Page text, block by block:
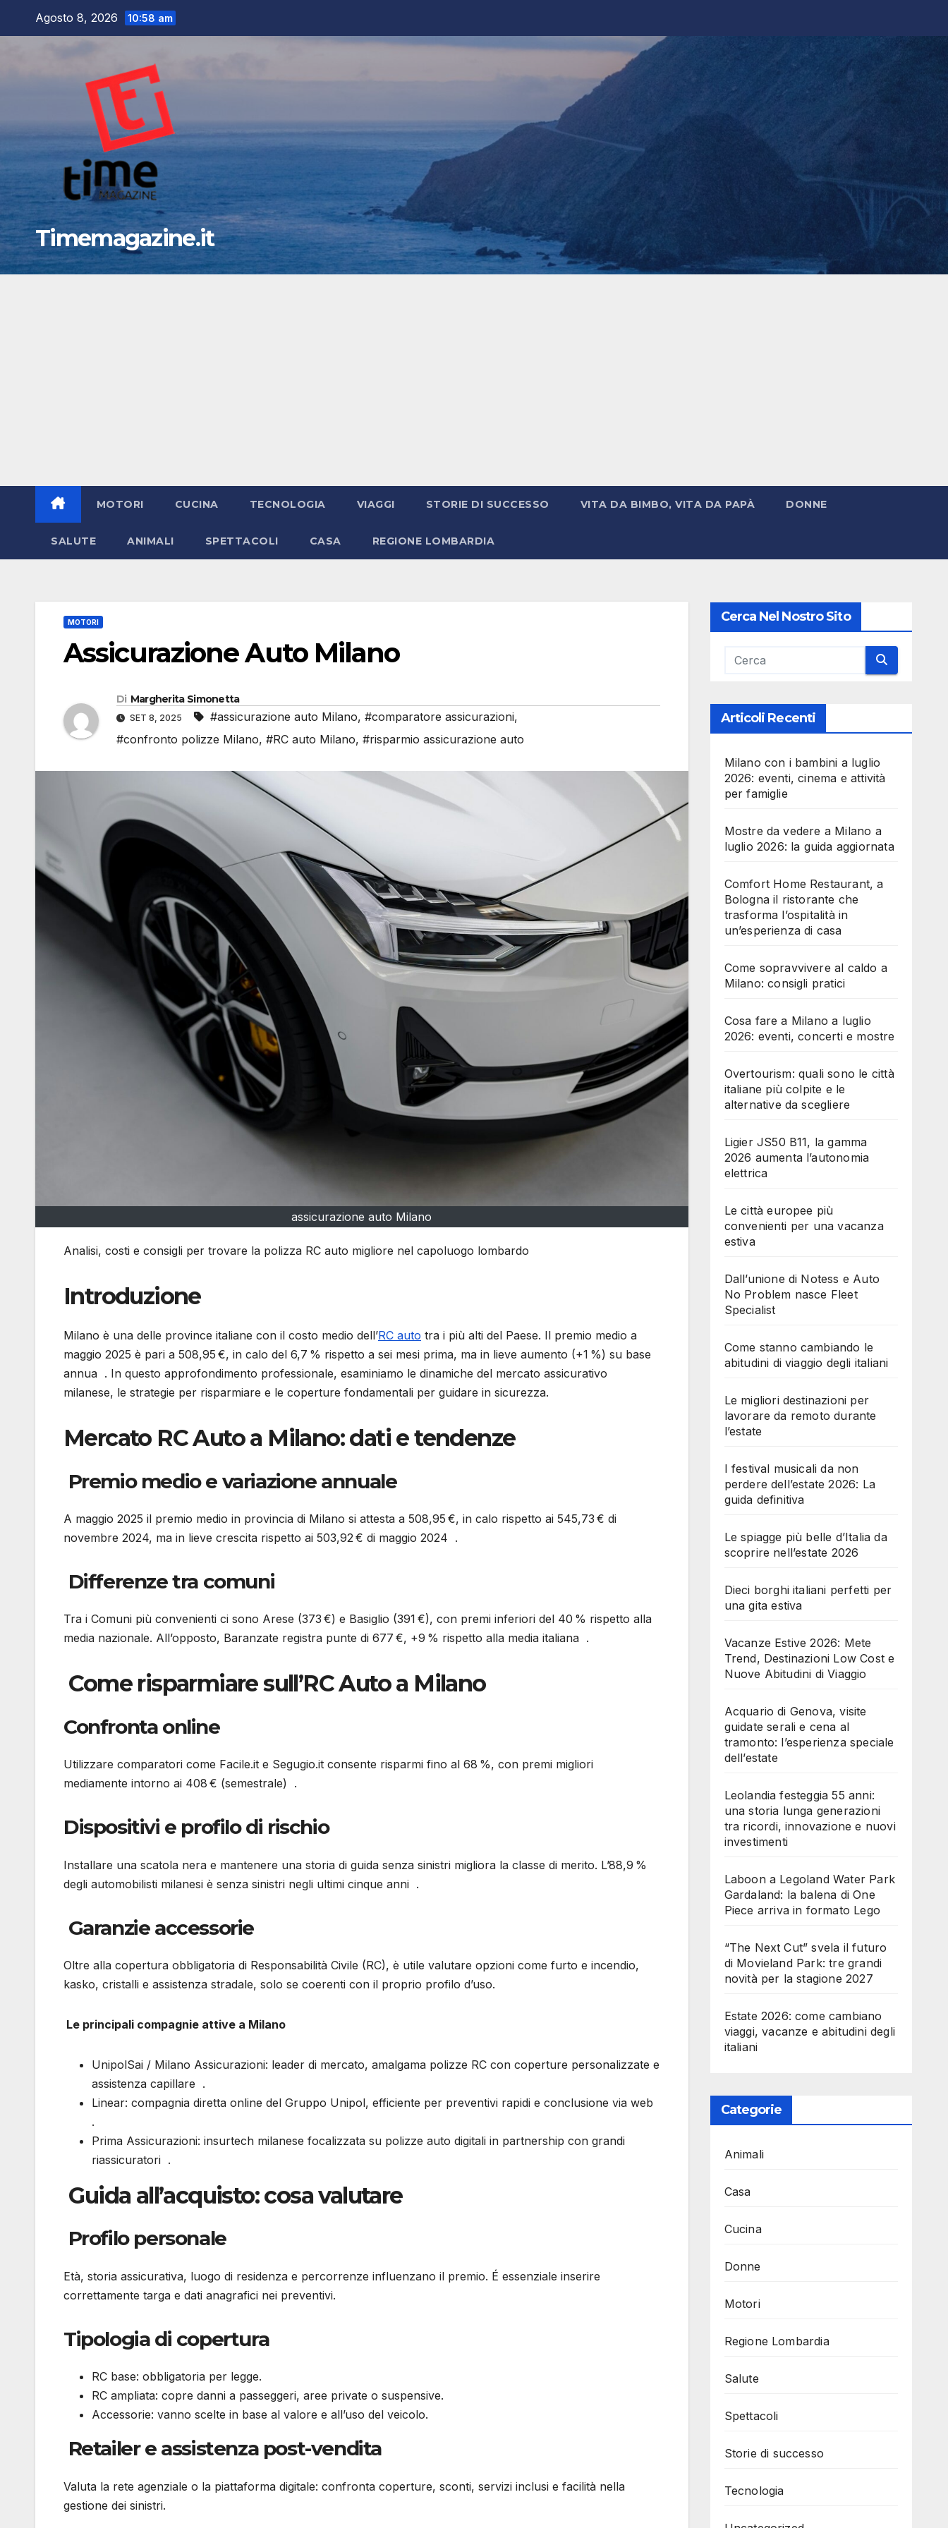
Agosto 8, 2026 10:58 am
Timemagazine.it
MOTORI CUCINA TECNOLOGIA VIAGGI STORIE DI SUCCESSO VITA DA BIMBO, VITA DA PAPÀ DONNE
SALUTE ANIMALI SPETTACOLI CASA REGIONE LOMBARDIA
MOTORI
Assicurazione Auto Milano
Di Margherita Simonetta
SET 8, 2025 #assicurazione auto Milano, #comparatore assicurazioni,
#confronto polizze Milano, #RC auto Milano, #risparmio assicurazione auto
assicurazione auto Milano
Analisi, costi e consigli per trovare la polizza RC auto migliore nel capoluogo lombardo
Introduzione
Milano è una delle province italiane con il costo medio dell’RC auto tra i più alti del Paese. Il premio medio a
maggio 2025 è pari a 508,95 €, in calo del 6,7 % rispetto a sei mesi prima, ma in lieve aumento (+1 %) su base
annua . In questo approfondimento professionale, esaminiamo le dinamiche del mercato assicurativo
milanese, le strategie per risparmiare e le coperture fondamentali per guidare in sicurezza.
Mercato RC Auto a Milano: dati e tendenze
Premio medio e variazione annuale
A maggio 2025 il premio medio in provincia di Milano si attesta a 508,95 €, in calo rispetto ai 545,73 € di
novembre 2024, ma in lieve crescita rispetto ai 503,92 € di maggio 2024 .
Differenze tra comuni
Tra i Comuni più convenienti ci sono Arese (373 €) e Basiglio (391 €), con premi inferiori del 40 % rispetto alla
media nazionale. All’opposto, Baranzate registra punte di 677 €, +9 % rispetto alla media italiana .
Come risparmiare sull’RC Auto a Milano
Confronta online
Utilizzare comparatori come Facile.it e Segugio.it consente risparmi fino al 68 %, con premi migliori
mediamente intorno ai 408 € (semestrale) .
Dispositivi e profilo di rischio
Installare una scatola nera e mantenere una storia di guida senza sinistri migliora la classe di merito. L’88,9 %
degli automobilisti milanesi è senza sinistri negli ultimi cinque anni .
Garanzie accessorie
Oltre alla copertura obbligatoria di Responsabilità Civile (RC), è utile valutare opzioni come furto e incendio,
kasko, cristalli e assistenza stradale, solo se coerenti con il proprio profilo d’uso.
Le principali compagnie attive a Milano
UnipolSai / Milano Assicurazioni: leader di mercato, amalgama polizze RC con coperture personalizzate e
assistenza capillare .
Linear: compagnia diretta online del Gruppo Unipol, efficiente per preventivi rapidi e conclusione via web
.
Prima Assicurazioni: insurtech milanese focalizzata su polizze auto digitali in partnership con grandi
riassicuratori .
Guida all’acquisto: cosa valutare
Profilo personale
Età, storia assicurativa, luogo di residenza e percorrenze influenzano il premio. É essenziale inserire
correttamente targa e dati anagrafici nei preventivi.
Tipologia di copertura
RC base: obbligatoria per legge.
RC ampliata: copre danni a passeggeri, aree private o suspensive.
Accessorie: vanno scelte in base al valore e all’uso del veicolo.
Retailer e assistenza post-vendita
Valuta la rete agenziale o la piattaforma digitale: confronta coperture, sconti, servizi inclusi e facilità nella
gestione dei sinistri.
Cerca Nel Nostro Sito
Articoli Recenti
Milano con i bambini a luglio
2026: eventi, cinema e attività
per famiglie
Mostre da vedere a Milano a
luglio 2026: la guida aggiornata
Comfort Home Restaurant, a
Bologna il ristorante che
trasforma l’ospitalità in
un’esperienza di casa
Come sopravvivere al caldo a
Milano: consigli pratici
Cosa fare a Milano a luglio
2026: eventi, concerti e mostre
Overtourism: quali sono le città
italiane più colpite e le
alternative da scegliere
Ligier JS50 B11, la gamma
2026 aumenta l’autonomia
elettrica
Le città europee più
convenienti per una vacanza
estiva
Dall’unione di Notess e Auto
No Problem nasce Fleet
Specialist
Come stanno cambiando le
abitudini di viaggio degli italiani
Le migliori destinazioni per
lavorare da remoto durante
l’estate
I festival musicali da non
perdere dell’estate 2026: La
guida definitiva
Le spiagge più belle d’Italia da
scoprire nell’estate 2026
Dieci borghi italiani perfetti per
una gita estiva
Vacanze Estive 2026: Mete
Trend, Destinazioni Low Cost e
Nuove Abitudini di Viaggio
Acquario di Genova, visite
guidate serali e cena al
tramonto: l’esperienza speciale
dell’estate
Leolandia festeggia 55 anni:
una storia lunga generazioni
tra ricordi, innovazione e nuovi
investimenti
Laboon a Legoland Water Park
Gardaland: la balena di One
Piece arriva in formato Lego
“The Next Cut” svela il futuro
di Movieland Park: tre grandi
novità per la stagione 2027
Estate 2026: come cambiano
viaggi, vacanze e abitudini degli
italiani
Categorie
Animali
Casa
Cucina
Donne
Motori
Regione Lombardia
Salute
Spettacoli
Storie di successo
Tecnologia